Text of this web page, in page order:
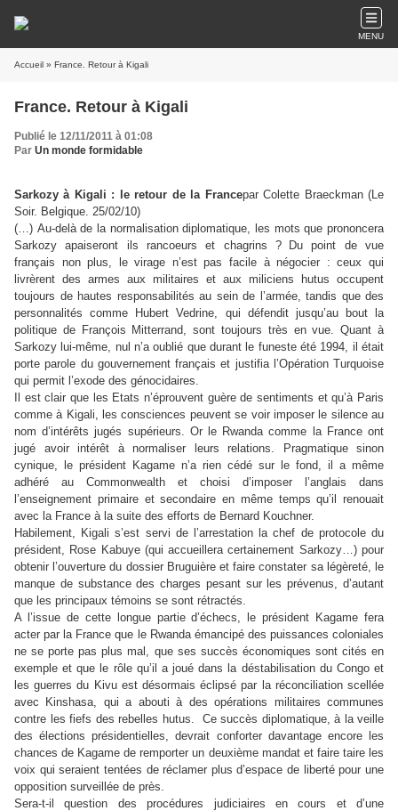
MENU
Accueil » France. Retour à Kigali
France. Retour à Kigali
Publié le 12/11/2011 à 01:08
Par Un monde formidable
Sarkozy à Kigali : le retour de la Francepar Colette Braeckman (Le
Soir. Belgique. 25/02/10)
(…) Au-delà de la normalisation diplomatique, les mots que prononcera
Sarkozy apaiseront ils rancoeurs et chagrins ? Du point de vue
français non plus, le virage n’est pas facile à négocier : ceux qui
livrèrent des armes aux militaires et aux miliciens hutus occupent
toujours de hautes responsabilités au sein de l’armée, tandis que des
personnalités comme Hubert Vedrine, qui défendit jusqu’au bout la
politique de François Mitterrand, sont toujours très en vue. Quant à
Sarkozy lui-même, nul n’a oublié que durant le funeste été 1994, il était
porte parole du gouvernement français et justifia l’Opération Turquoise
qui permit l’exode des génocidaires.
Il est clair que les Etats n’éprouvent guère de sentiments et qu’à Paris
comme à Kigali, les consciences peuvent se voir imposer le silence au
nom d’intérêts jugés supérieurs. Or le Rwanda comme la France ont
jugé avoir intérêt à normaliser leurs relations. Pragmatique sinon
cynique, le président Kagame n’a rien cédé sur le fond, il a même
adhéré au Commonwealth et choisi d’imposer l’anglais dans
l’enseignement primaire et secondaire en même temps qu’il renouait
avec la France à la suite des efforts de Bernard Kouchner.
Habilement, Kigali s’est servi de l’arrestation la chef de protocole du
président, Rose Kabuye (qui accueillera certainement Sarkozy…) pour
obtenir l’ouverture du dossier Bruguière et faire constater sa légèreté, le
manque de substance des charges pesant sur les prévenus, d’autant
que les principaux témoins se sont rétractés.
A l’issue de cette longue partie d’échecs, le président Kagame fera
acter par la France que le Rwanda émancipé des puissances coloniales
ne se porte pas plus mal, que ses succès économiques sont cités en
exemple et que le rôle qu’il a joué dans la déstabilisation du Congo et
les guerres du Kivu est désormais éclipsé par la réconciliation scellée
avec Kinshasa, qui a abouti à des opérations militaires communes
contre les fiefs des rebelles hutus. Ce succès diplomatique, à la veille
des élections présidentielles, devrait conforter davantage encore les
chances de Kagame de remporter un deuxième mandat et faire taire les
voix qui seraient tentées de réclamer plus d’espace de liberté pour une
opposition surveillée de près.
Sera-t-il question des procédures judiciaires en cours et d’une